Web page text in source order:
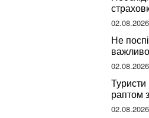
подорож
02.08.2026
Не
важливо
за
02.08.2026
раптом
02.08.2026